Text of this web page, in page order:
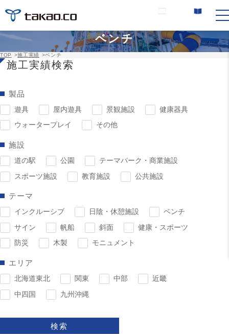
ベンチ
TOP >施工実績 >ベンチ
施工実績検索
製品
遊具 屋内遊具 景観施設
健康器具
ウォータープレイ
その他
施設
道の駅 公園
テーマパーク・商業施設
スポーツ施設
教育施設 公共施設
テーマ
インクルーシブ 日陰・休憩施設
ベンチ
サイン
帆船 斜面
健康・スポーツ
防災
木製 モニュメント
エリア
北海道東北 関東 中部
近畿
中四国
九州沖縄
検索